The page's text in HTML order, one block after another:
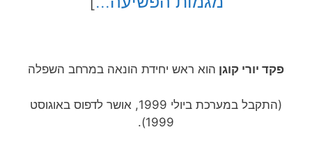
פקד יורי קוגן הוא ראש יחידת הונאה במרחב השפלה
(התקבל במערכת ביולי 1999, אושר לדפוס באוגוסט
1999).